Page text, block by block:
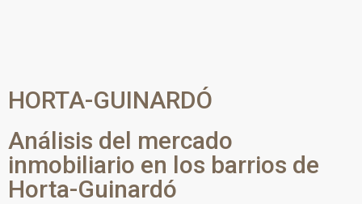
HORTA-GUINARDÓ
Análisis del mercado
inmobiliario en los barrios de
Horta-Guinardó